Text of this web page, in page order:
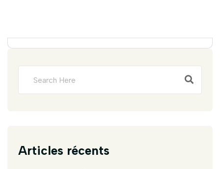
Articles récents